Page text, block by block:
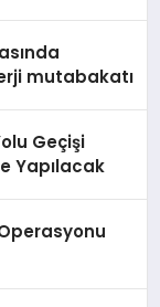
mutabakatı
Geçişi
Yapılacak